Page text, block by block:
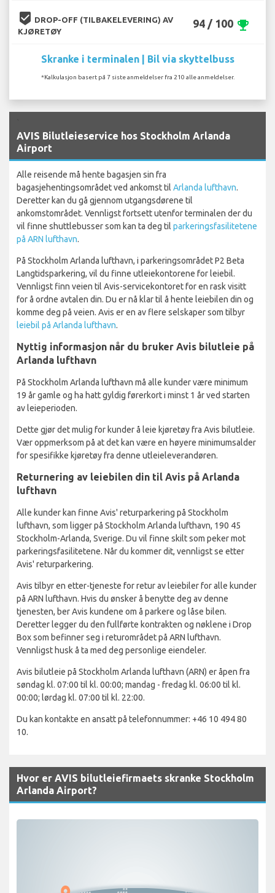
beenhere DROP-OFF (TILBAKELEVERING) AV
KJØRETØY
94 / 100 emoji_events
Skranke i terminalen | Bil via skyttelbuss
*Kalkulasjon basert på 7 siste anmeldelser fra 210 alle anmeldelser.
AVIS Bilutleieservice hos Stockholm Arlanda
Airport
Alle reisende må hente bagasjen sin fra
bagasjehentingsområdet ved ankomst til Arlanda lufthavn.
Deretter kan du gå gjennom utgangsdørene til
ankomstområdet. Vennligst fortsett utenfor terminalen der du
vil finne shuttlebusser som kan ta deg til parkeringsfasilitetene
på ARN lufthavn.
På Stockholm Arlanda lufthavn, i parkeringsområdet P2 Beta
Langtidsparkering, vil du finne utleiekontorene for leiebil.
Vennligst finn veien til Avis-servicekontoret for en rask visitt
for å ordne avtalen din. Du er nå klar til å hente leiebilen din og
komme deg på veien. Avis er en av flere selskaper som tilbyr
leiebil på Arlanda lufthavn.
Nyttig informasjon når du bruker Avis bilutleie på
Arlanda lufthavn
På Stockholm Arlanda lufthavn må alle kunder være minimum
19 år gamle og ha hatt gyldig førerkort i minst 1 år ved starten
av leieperioden.
Dette gjør det mulig for kunder å leie kjøretøy fra Avis bilutleie.
Vær oppmerksom på at det kan være en høyere minimumsalder
for spesifikke kjøretøy fra denne utleieleverandøren.
Returnering av leiebilen din til Avis på Arlanda
lufthavn
Alle kunder kan finne Avis' returparkering på Stockholm
lufthavn, som ligger på Stockholm Arlanda lufthavn, 190 45
Stockholm-Arlanda, Sverige. Du vil finne skilt som peker mot
parkeringsfasilitetene. Når du kommer dit, vennligst se etter
Avis' returparkering.
Avis tilbyr en etter-tjeneste for retur av leiebiler for alle kunder
på ARN lufthavn. Hvis du ønsker å benytte deg av denne
tjenesten, ber Avis kundene om å parkere og låse bilen.
Deretter legger du den fullførte kontrakten og nøklene i Drop
Box som befinner seg i returområdet på ARN lufthavn.
Vennligst husk å ta med deg personlige eiendeler.
Avis bilutleie på Stockholm Arlanda lufthavn (ARN) er åpen fra
søndag kl. 07:00 til kl. 00:00; mandag - fredag kl. 06:00 til kl.
00:00; lørdag kl. 07:00 til kl. 22:00.
Du kan kontakte en ansatt på telefonnummer: +46 10 494 80
10.
Hvor er AVIS bilutleiefirmaets skranke Stockholm
Arlanda Airport?